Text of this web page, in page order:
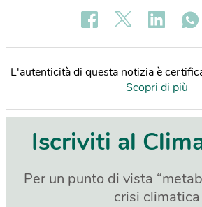
L'autenticità di questa notizia è
Scopri di più
Iscriviti al
Per un punto di vista
crisi climatica